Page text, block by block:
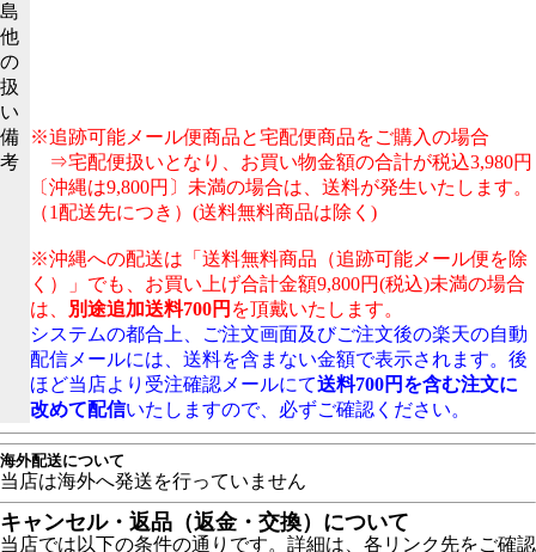
島
他
の
扱
い
備
考
※追跡可能メール便商品と宅配便商品をご購入の場合
⇒宅配便扱いとなり、お買い物金額の合計が税込3,980円
〔沖縄は9,800円〕未満の場合は、送料が発生いたします。
（1配送先につき）(送料無料商品は除く)
※沖縄への配送は「送料無料商品（追跡可能メール便を除
く）」でも、お買い上げ合計金額9,800円(税込)未満の場合
は、
別途追加送料700円 を頂戴いたします。
システムの都合上、ご注文画面及びご注文後の楽天の自動
配信メールには、送料を含まない金額で表示されます。後
ほど当店より受注確認メールにて送料700円を含む注文に
改めて配信いたしますので、必ずご確認ください。
海外配送について
当店は海外へ発送を行っていません
キャンセル・返品（返金・交換）について
当店では以下の条件の通りです。詳細は、各リンク先をご確認